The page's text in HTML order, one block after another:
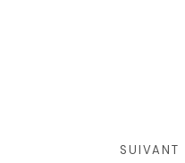
SUIVANT